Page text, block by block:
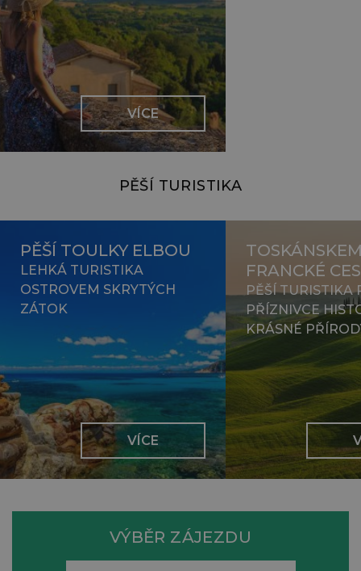
VÍCE
PĚŠÍ TURISTIKA
PĚŠÍ TOULKY ELBOU
LEHKÁ TURISTIKA
OSTROVEM SKRYTÝCH
ZÁTOK
VÍCE
FRANCKÉ
PĚŠÍ TURISTIKA
PŘÍZNIVCE
KRÁSNÉ
VÝBĚR ZÁJEZDU